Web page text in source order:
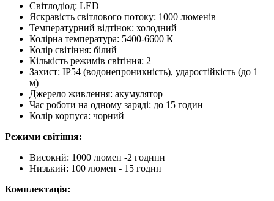
Світлодіод: LED
Яскравість світлового потоку: 1000 люменів
Температурний відтінок: холодний
Колірна температура: 5400-6600 K
Колір світіння: білий
Кількість режимів світіння: 2
Захист: IP54 (водонепроникність), ударостійкість (до 1
м)
Джерело живлення: акумулятор
Час роботи на одному заряді: до 15 годин
Колір корпуса: чорний
Режими світіння:
Високий: 1000 люмен -2 години
Низький: 100 люмен - 15 годин
Комплектація: